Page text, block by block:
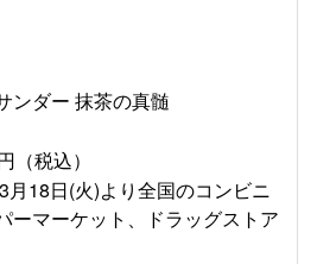
ンダー 抹茶の真髄
（税込）
月18日(火)より全国のコンビニ
ーマーケット、ドラッグストア